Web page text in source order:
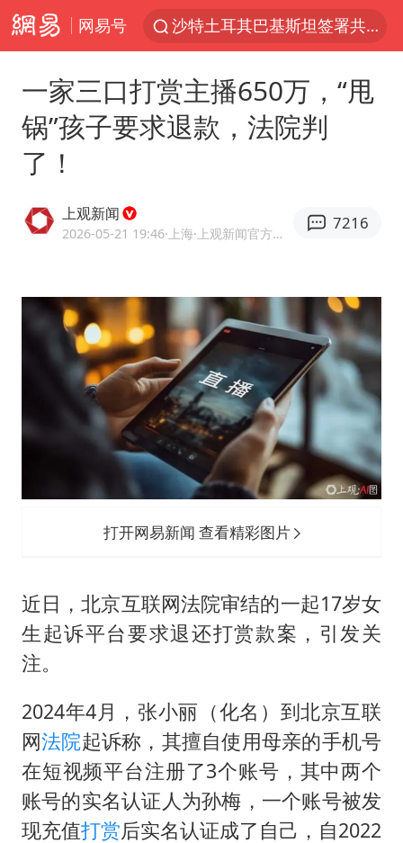
网易号
沙特土耳其巴基斯坦签署共同防务协议
全球首个长时储能一体化产业园量产
中巨芯：上半年归母净利润1405.77万元
胜宏科技：股票交易异常波动
中国女篮70-67险胜尼日利亚女篮
胡彦斌获《歌手2026》歌王
秋天的第一杯奶茶到底有多火
38岁演员求职万岁山NPC成功
国防部：中国军队坚决反制任何闹海挑衅图谋
我国外贸延续良好增长态势
一家三口打赏主播650万，“甩
锅”孩子要求退款，法院判
了！
上观新闻
2026-05-21 19:46·上海 ·上观新闻官方网易号
7216
打开网易新闻 查看精彩图片
近日，北京互联网法院审结的一起17岁女
生起诉平台要求退还打赏款案，引发关
注。
2024年4月，张小丽（化名）到北京互联
网法院起诉称，其擅自使用母亲的手机号
在短视频平台注册了3个账号，其中两个
账号的实名认证人为孙梅，一个账号被发
现充值打赏后实名认证成了自己，自2022